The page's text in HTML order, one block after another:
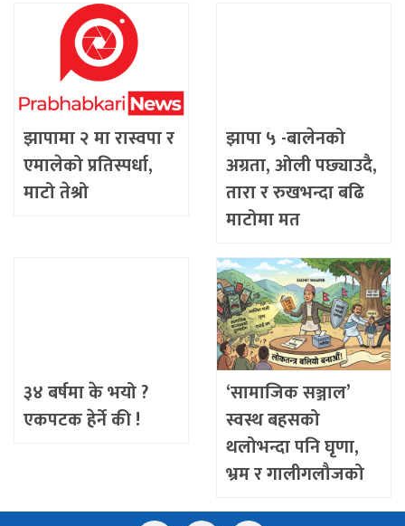
झापामा २ मा रास्वपा र
एमालेको प्रतिस्पर्धा,
माटो तेश्रो
झापा ५ -बालेनको
अग्रता, ओली पछ्याउदै,
तारा र रुखभन्दा बढि
माटोमा मत
३४ बर्षमा के भयो ?
एकपटक हेर्ने की !
‘सामाजिक सञ्जाल’
स्वस्थ बहसको
थलोभन्दा पनि घृणा,
भ्रम र गालीगलौजको